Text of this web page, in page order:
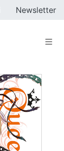
Newsletter